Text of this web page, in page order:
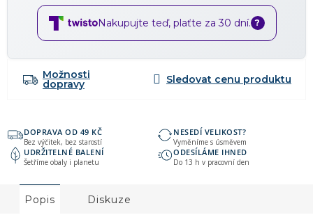
Nakupujte teď, plaťte za 30 dní. ?
Možnosti
dopravy
DOPRAVA OD 49 KČ
Bez výčitek, bez starostí
NESEDÍ VELIKOST?
Vyměníme s úsměvem
UDRŽITELNÉ BALENÍ
Šetříme obaly i planetu
ODESÍLÁME IHNED
Do 13 h v pracovní den
Popis Diskuze